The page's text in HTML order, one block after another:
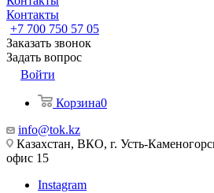
Контакты
+7 700 750 57 05
Заказать звонок
Задать вопрос
Войти
Корзина0
info@tok.kz
Казахстан, ВКО, г. Усть-
офис 15
Instagram